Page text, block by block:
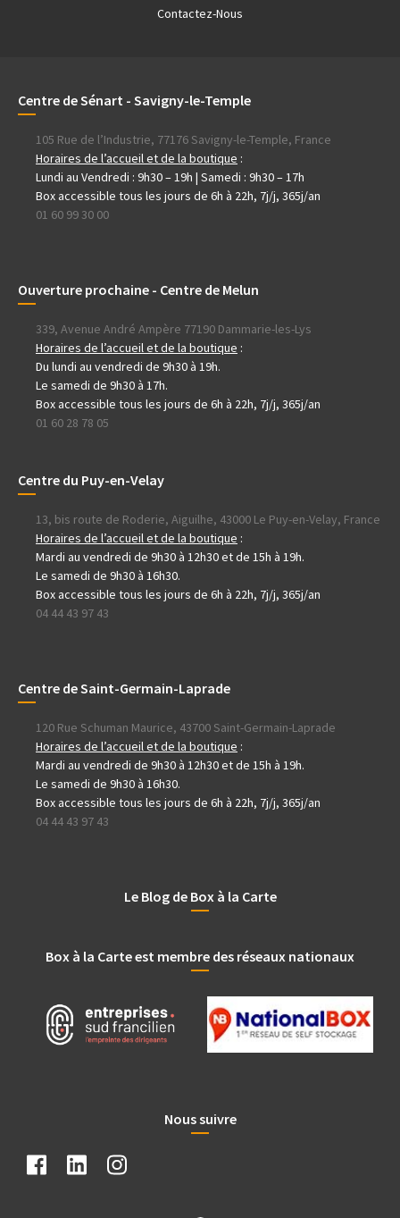
Contactez-Nous
Centre de Sénart - Savigny-le-Temple
105 Rue de l’Industrie, 77176 Savigny-le-Temple, France
Horaires de l’accueil et de la boutique :
Lundi au Vendredi : 9h30 – 19h | Samedi : 9h30 – 17h
Box accessible tous les jours de 6h à 22h, 7j/j, 365j/an
01 60 99 30 00
Ouverture prochaine - Centre de Melun
339, Avenue André Ampère 77190 Dammarie-les-Lys
Horaires de l’accueil et de la boutique :
Du lundi au vendredi de 9h30 à 19h.
Le samedi de 9h30 à 17h.
Box accessible tous les jours de 6h à 22h, 7j/j, 365j/an
01 60 28 78 05
Centre du Puy-en-Velay
13, bis route de Roderie, Aiguilhe, 43000 Le Puy-en-Velay, France
Horaires de l’accueil et de la boutique :
Mardi au vendredi de 9h30 à 12h30 et de 15h à 19h.
Le samedi de 9h30 à 16h30.
Box accessible tous les jours de 6h à 22h, 7j/j, 365j/an
04 44 43 97 43
Centre de Saint-Germain-Laprade
120 Rue Schuman Maurice, 43700 Saint-Germain-Laprade
Horaires de l’accueil et de la boutique :
Mardi au vendredi de 9h30 à 12h30 et de 15h à 19h.
Le samedi de 9h30 à 16h30.
Box accessible tous les jours de 6h à 22h, 7j/j, 365j/an
04 44 43 97 43
Le Blog de Box à la Carte
Box à la Carte est membre des réseaux nationaux
Nous suivre